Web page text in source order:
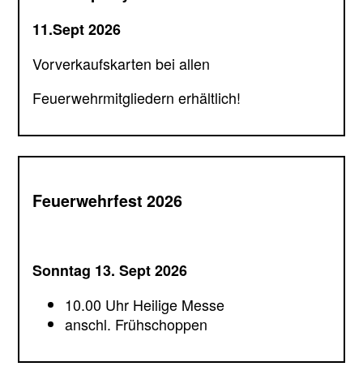
11.Sept 2026
Vorverkaufskarten bei allen
Feuerwehrmitgliedern erhältlich!
Feuerwehrfest 2026
Sonntag 13. Sept 2026
10.00 Uhr Heilige Messe
anschl. Frühschoppen